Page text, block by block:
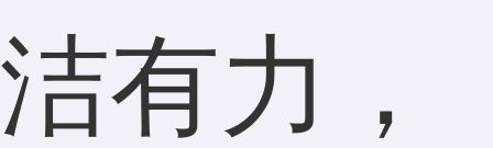
洁有力，